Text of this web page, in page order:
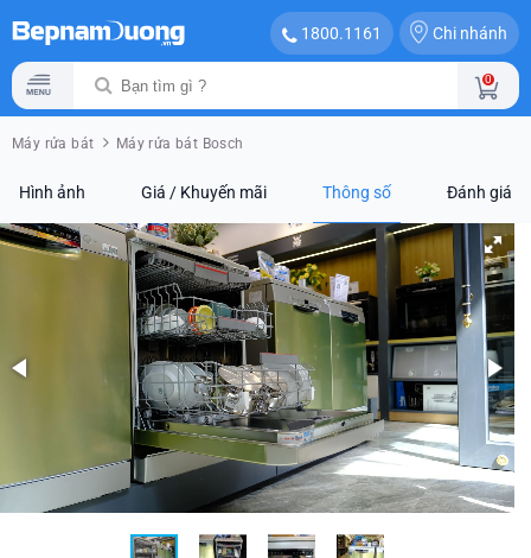
1800.1161 Chi nhánh
0
Máy rửa bát Máy rửa bát Bosch
Hình ảnh Giá / Khuyến mãi Thông số Đánh giá